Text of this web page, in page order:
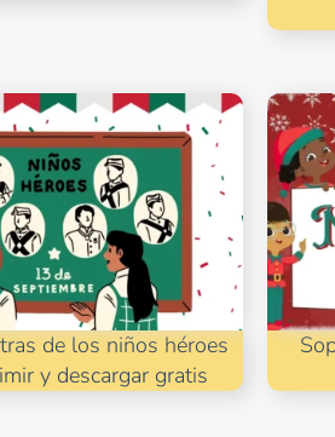
de los niños héroes
y descargar gratis